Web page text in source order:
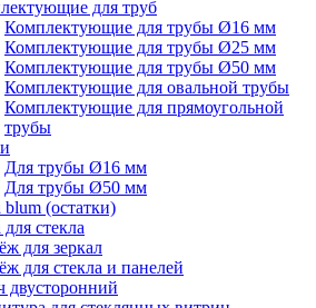
для труб
Комплектующие для трубы Ø16 мм
Комплектующие для трубы Ø25 мм
Комплектующие для трубы Ø50 мм
Комплектующие для овальной трубы
Комплектующие для прямоугольной
трубы
Для трубы Ø16 мм
Для трубы Ø50 мм
(остатки)
стекла
для зеркал
для стекла и панелей
двусторонний